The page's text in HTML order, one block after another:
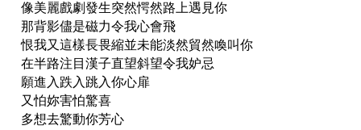
像美麗戲劇發生突然愕然路上遇見你
那背影儘是磁力令我心會飛
恨我又這樣長畏縮並未能淡然貿然喚叫你
在半路注目漢子直望斜望令我妒忌
願進入跌入跳入你心扉
又怕妳害怕驚喜
多想去驚動你芳心